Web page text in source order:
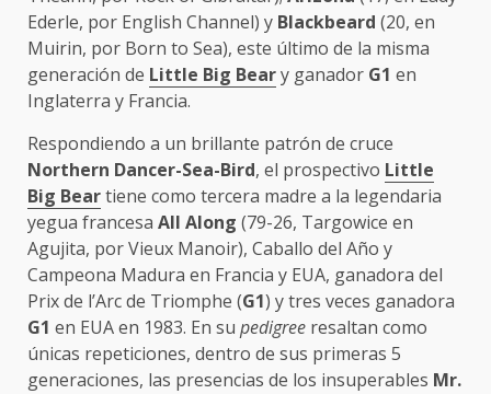
Ederle, por English Channel) y Blackbeard (20, en
Muirin, por Born to Sea), este último de la misma
generación de Little Big Beary ganador G1 en
Inglaterra y Francia.
Respondiendo a un brillante patrón de cruce
Northern Dancer-Sea-Bird, el prospectivo Little
Big Beartiene como tercera madre a la legendaria
yegua francesa All Along (79-26, Targowice en
Agujita, por Vieux Manoir), Caballo del Año y
Campeona Madura en Francia y EUA, ganadora del
Prix de l’Arc de Triomphe (G1) y tres veces ganadora
G1 en EUA en 1983. En su pedigree resaltan como
únicas repeticiones, dentro de sus primeras 5
generaciones, las presencias de los insuperables Mr.